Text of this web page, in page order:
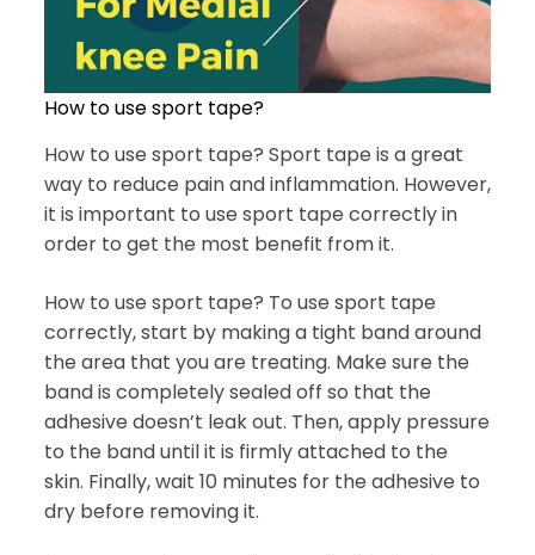
How to use sport tape?
How to use sport tape? Sport tape is a great
way to reduce pain and inflammation. However,
it is important to use sport tape correctly in
order to get the most benefit from it.
How to use sport tape? To use sport tape
correctly, start by making a tight band around
the area that you are treating. Make sure the
band is completely sealed off so that the
adhesive doesn’t leak out. Then, apply pressure
to the band until it is firmly attached to the
skin. Finally, wait 10 minutes for the adhesive to
dry before removing it.